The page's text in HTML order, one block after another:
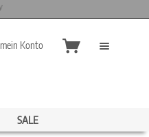
mein Konto
SALE